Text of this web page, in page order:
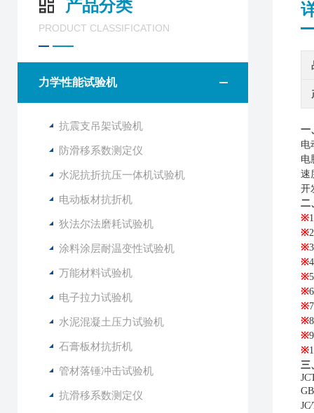
产品分类
PRODUCT CLASSIFICATION
力学性能试验机
抗震支吊架试验机
防滑移系数测定仪
水泥抗折抗压一体机试验机
电动板材抗折机
狄法尔法磨耗试验机
涂料涂层耐温变性试验机
万能材料试验机
电子拉力试验机
水泥混凝土压力试验机
石膏板材抗折机
管材落锤冲击试验机
抗滑移系数测定仪
一
电
电
速
开
二
※
※2
※3
※4
※5
※6
※7
※8
※9
※
三